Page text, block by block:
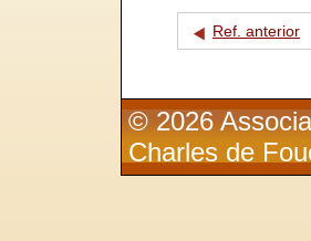
Ref. anterior
© 2026
Charles de